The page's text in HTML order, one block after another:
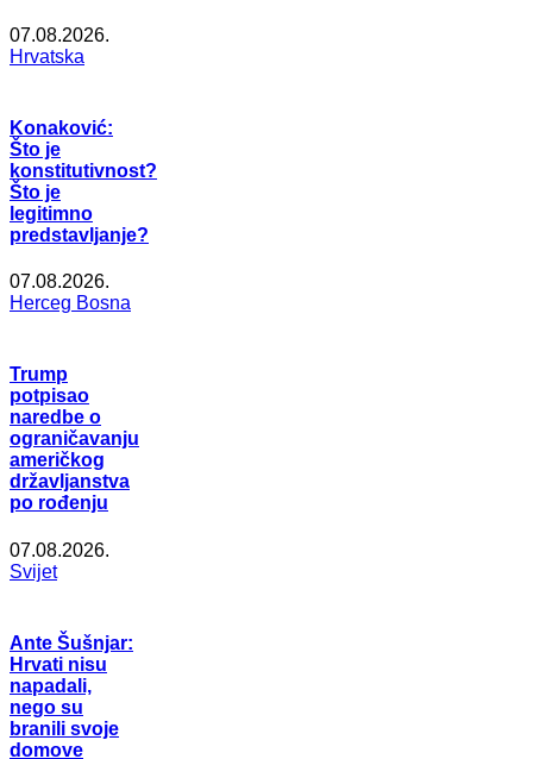
07.08.2026.
Hrvatska
Konaković:
Što je
konstitutivnost?
Što je
legitimno
predstavljanje?
07.08.2026.
Herceg Bosna
Trump
potpisao
naredbe o
ograničavanju
američkog
državljanstva
po rođenju
07.08.2026.
Svijet
Ante Šušnjar:
Hrvati nisu
napadali,
nego su
branili svoje
domove